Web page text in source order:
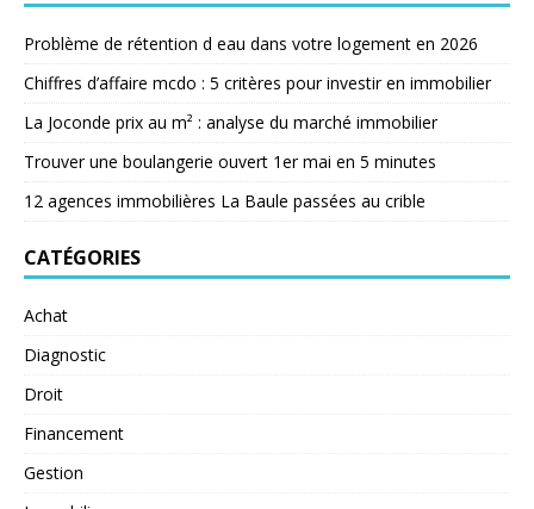
Problème de rétention d eau dans votre logement en 2026
Chiffres d’affaire mcdo : 5 critères pour investir en immobilier
La Joconde prix au m² : analyse du marché immobilier
Trouver une boulangerie ouvert 1er mai en 5 minutes
12 agences immobilières La Baule passées au crible
CATÉGORIES
Achat
Diagnostic
Droit
Financement
Gestion